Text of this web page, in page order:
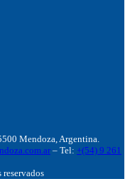
Mendoza, Argentina.
– Tel: +(54) 9 261